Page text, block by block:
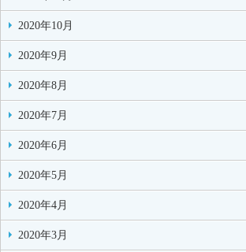
2020年10月
2020年9月
2020年8月
2020年7月
2020年6月
2020年5月
2020年4月
2020年3月